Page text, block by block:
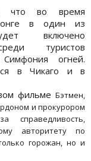
что во время
в один из
включено
туристов
огней.
в Чикаго и в
фильме Бэтмен,
и прокурором
авторитету по
горожан, но и